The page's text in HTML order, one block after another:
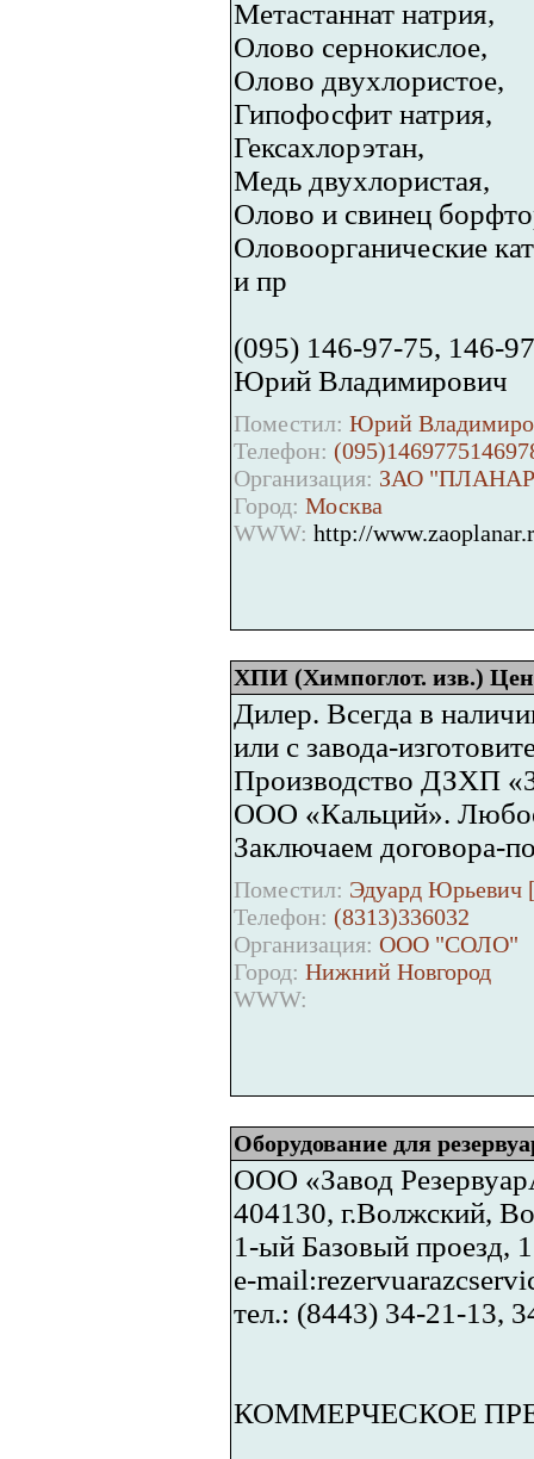
Метастаннат натрия,
Олово сернокислое,
Олово двухлористое,
Гипофосфит натрия,
Гексахлорэтан,
Медь двухлористая,
Олово и свинец
Оловоорганические
и пр
(095) 146-97-75, 146-
Юрий Владимирович
Поместил: Юрий
Телефон:
Организация: ЗАО
Город: Москва
WWW: http://
ХПИ (Химпоглот. изв.)
Дилер. Всегда в
или с завода-
Производство ДЗХП
ООО «Кальций».
Заключаем договора-
Поместил: Эдуард Юрьевич
Телефон: (8313)336032
Организация: ООО "СОЛО"
Город: Нижний Новгород
WWW:
Оборудование для
ООО «Завод
404130, г.Волжский,
1-ый Базовый проезд, 1
e-
тел.: (8443) 34-21-13,
КОММЕРЧЕСКОЕ